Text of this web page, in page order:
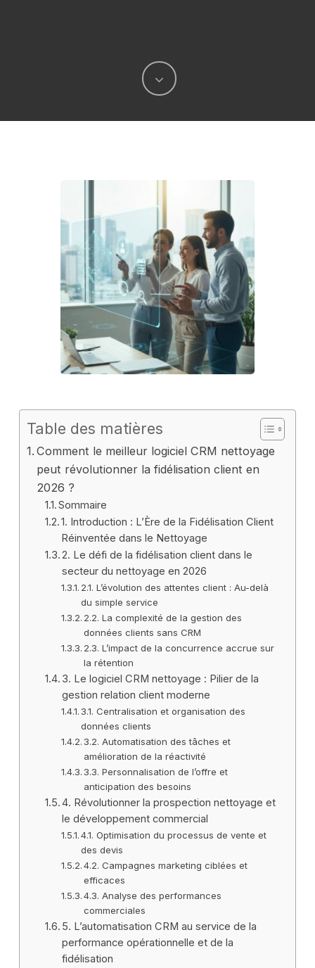
Table des matières
Comment le meilleur logiciel CRM nettoyage
peut révolutionner la fidélisation client en
2026 ?
Sommaire
1. Introduction : L’Ère de la Fidélisation Client
Réinventée dans le Nettoyage
2. Le défi de la fidélisation client dans le
secteur du nettoyage en 2026
2.1. L’évolution des attentes client : Au-delà
du simple service
2.2. La complexité de la gestion des
données clients sans CRM
2.3. L’impact de la concurrence accrue sur
la rétention
3. Le logiciel CRM nettoyage : Pilier de la
gestion relation client moderne
3.1. Centralisation et organisation des
données clients
3.2. Automatisation des tâches et
amélioration de la réactivité
3.3. Personnalisation de l’offre et
anticipation des besoins
4. Révolutionner la prospection nettoyage et
le développement commercial
4.1. Optimisation du processus de vente et
des devis
4.2. Campagnes marketing ciblées et
efficaces
4.3. Analyse des performances
commerciales
5. L’automatisation CRM au service de la
performance opérationnelle et de la
fidélisation